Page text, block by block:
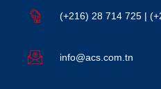
(+216) 28 714 725 |
info@acs.com.tn